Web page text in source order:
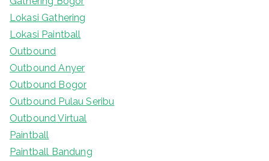
Lokasi Gathering
Lokasi Paintball
Outbound
Outbound Anyer
Outbound Bogor
Outbound Pulau Seribu
Outbound Virtual
Paintball
Paintball Bandung